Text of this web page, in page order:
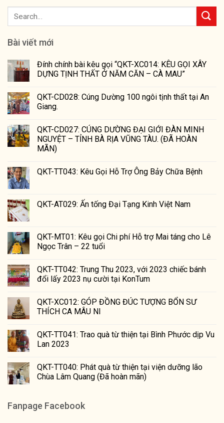
Bài viết mới
Đính chính bài kêu gọi “QKT-XC014: KÊU GỌI XÂY
DỰNG TỊNH THẤT Ở NĂM CĂN – CÀ MAU”
QKT-CD028: Cúng Dường 100 ngôi tịnh thất tại An
Giang.
QKT-CD027: CÚNG DƯỜNG ĐẠI GIỚI ĐÀN MINH
NGUYỆT – TỈNH BÀ RỊA VŨNG TÀU. (ĐÃ HOÀN
MÃN)
QKT-TT043: Kêu Gọi Hỗ Trợ Ông Bảy Chữa Bệnh
QKT-AT029: Ấn tống Đại Tạng Kinh Việt Nam
QKT-MT01: Kêu gọi Chi phí Hỗ trợ Mai táng cho Lê
Ngọc Trân – 22 tuổi
QKT-TT042: Trung Thu 2023, với 2023 chiếc bánh
đổi lấy 2023 nụ cười tại KonTum
QKT-XC012: GÓP ĐỒNG ĐÚC TƯỢNG BỔN SƯ
THÍCH CA MÂU NI
QKT-TT041: Trao quà từ thiện tại Bình Phước dịp Vu
Lan 2023
QKT-TT040: Phát quà từ thiện tại viện dưỡng lão
Chùa Lâm Quang (Đã hoàn mãn)
Fanpage Facebook